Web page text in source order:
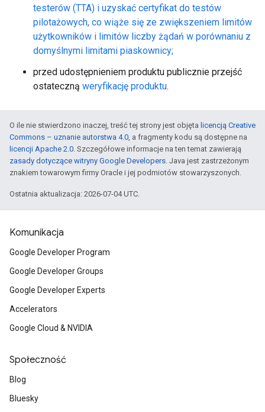
testerów (TTA) i uzyskać certyfikat do testów
pilotażowych, co wiąże się ze zwiększeniem limitów
użytkowników i limitów liczby żądań w porównaniu z
domyślnymi limitami piaskownicy;
przed udostępnieniem produktu publicznie przejść
ostateczną weryfikację produktu.
O ile nie stwierdzono inaczej, treść tej strony jest objęta licencją Creative
Commons – uznanie autorstwa 4.0, a fragmenty kodu są dostępne na
licencji Apache 2.0. Szczegółowe informacje na ten temat zawierają
zasady dotyczące witryny Google Developers. Java jest zastrzeżonym
znakiem towarowym firmy Oracle i jej podmiotów stowarzyszonych.
Ostatnia aktualizacja: 2026-07-04 UTC.
Komunikacja
Google Developer Program
Google Developer Groups
Google Developer Experts
Accelerators
Google Cloud & NVIDIA
Społeczność
Blog
Bluesky